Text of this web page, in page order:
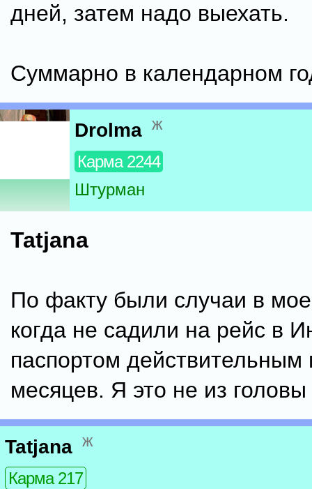
дней, затем надо выехать.
Суммарно в календарном
Drolma ж
Карма 2244
Штурман
Tatjana
По факту были случаи в
когда не садили на рейс в
паспортом действительным
месяцев. Я это не из головы
Tatjana ж
Карма 217